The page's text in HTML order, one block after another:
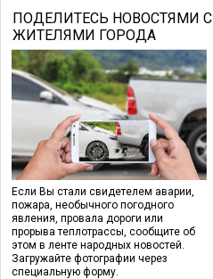
ПОДЕЛИТЕСЬ НОВОСТЯМИ С
ЖИТЕЛЯМИ ГОРОДА
Если Вы стали свидетелем аварии,
пожара, необычного погодного
явления, провала дороги или
прорыва теплотрассы, сообщите об
этом в ленте народных новостей.
Загружайте фотографии через
специальную форму.